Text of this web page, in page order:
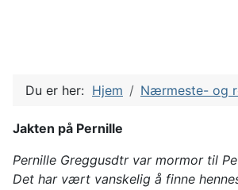
Du er her: Hjem Nærmeste- og
Jakten på Pernille
Pernille Greggusdtr var mormor til
Det har vært vanskelig å finne